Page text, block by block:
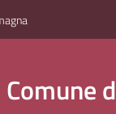
Comune